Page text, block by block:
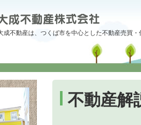
成不動産は、つくば市を中心とした不動産売買
不動産解